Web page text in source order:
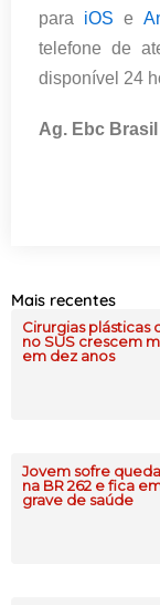
para iOS e
telefone de
disponível 24
Ag. Ebc Brasil
Mais recentes
Cirurgias plásticas
no SUS crescem
em dez anos
Jovem sofre
na BR 262 e fica
grave de saúde